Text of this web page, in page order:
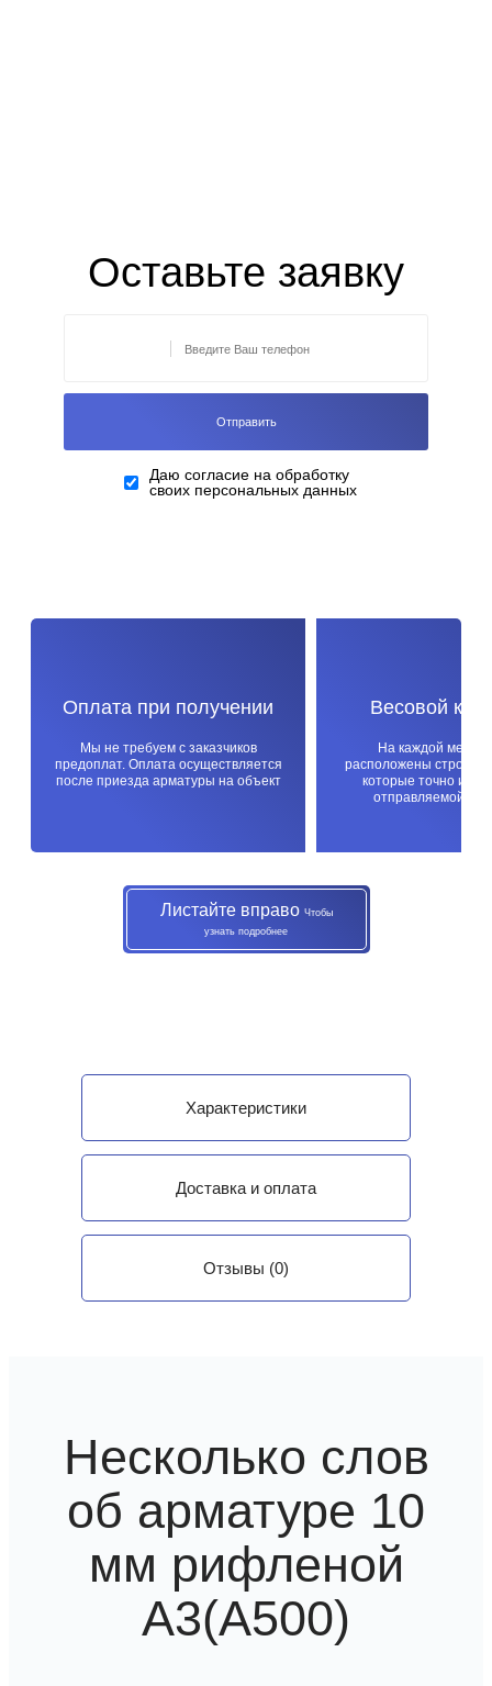
Оставьте заявку
Даю согласие на обработку
своих персональных данных
Оплата при получении
Мы не требуем с заказчиков
предоплат. Оплата осуществляется
после приезда арматуры на объект
Весовой
На каждой
расположены
которые точно
отправляемой
Листайте вправо Чтобы
узнать подробнее
Характеристики
Доставка и оплата
Отзывы (0)
Несколько слов
об арматуре 10
мм рифленой
А3(А500)